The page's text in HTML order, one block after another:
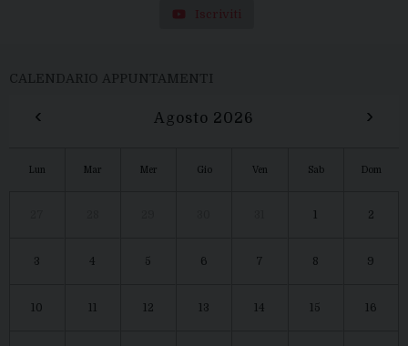
Iscriviti
CALENDARIO APPUNTAMENTI
‹ Agosto 2026 ›
Lun Mar Mer Gio Ven Sab Dom
1 2
3 4 5 6 7 8 9
10 11 12 13 14 15 16